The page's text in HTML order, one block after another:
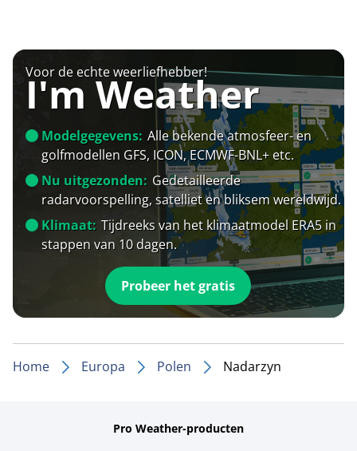
Voor de echte weerliefhebber!
I'm Weather
Modelgegevens: Alle bekende atmosfeer- en
golfmodellen GFS, ICON, ECMWF-BNL+ etc.
Nu uitgezonden: Gedetailleerde
radarvoorspelling, satelliet en bliksem wereldwijd.
Klimaat: Tijdreeks van het klimaatmodel ERA5 in
stappen van 10 dagen.
Probeer het gratis
Home Europa Polen Nadarzyn
Pro Weather-producten